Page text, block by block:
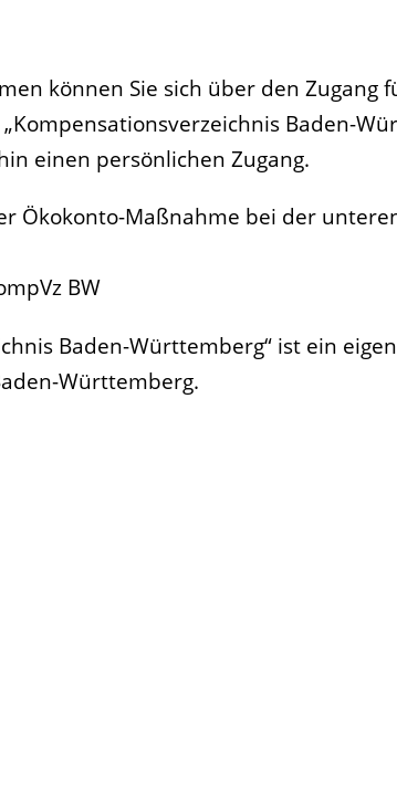
können Sie sich über den Zugang
Baden-
einen persönlichen Zugang.
Ökokonto-Maßnahme bei der
BW
Baden-Württemberg“ ist ein
Württemberg.